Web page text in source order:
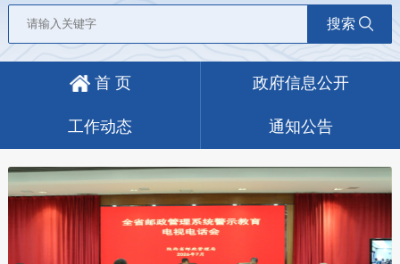
搜索
首 页 政府信息公开
工作动态 通知公告